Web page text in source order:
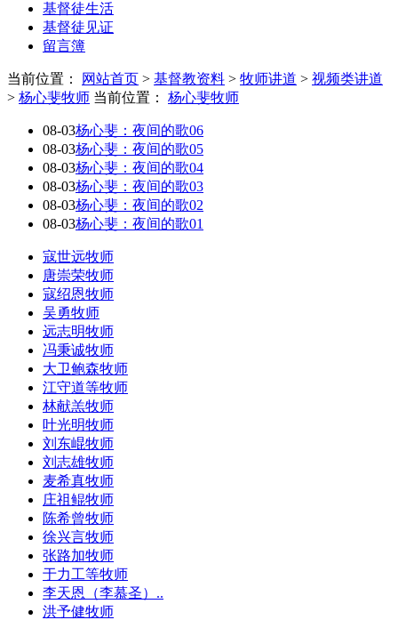
基督徒生活
基督徒见证
留言簿
当前位置： 网站首页 > 基督教资料 > 牧师讲道 > 视频类讲道
> 杨心斐牧师 当前位置： 杨心斐牧师
08-03杨心斐：夜间的歌06
08-03杨心斐：夜间的歌05
08-03杨心斐：夜间的歌04
08-03杨心斐：夜间的歌03
08-03杨心斐：夜间的歌02
08-03杨心斐：夜间的歌01
寇世远牧师
唐崇荣牧师
寇绍恩牧师
吴勇牧师
远志明牧师
冯秉诚牧师
大卫鲍森牧师
江守道等牧师
林献羔牧师
叶光明牧师
刘东崐牧师
刘志雄牧师
麦希真牧师
庄祖鲲牧师
陈希曾牧师
徐兴言牧师
张路加牧师
于力工等牧师
李天恩（李慕圣）..
洪予健牧师